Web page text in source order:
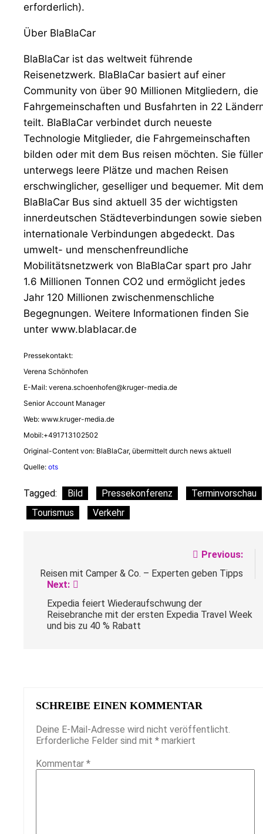
erforderlich).
Über BlaBlaCar
BlaBlaCar ist das weltweit führende
Reisenetzwerk. BlaBlaCar basiert auf einer
Community von über 90 Millionen Mitgliedern, die
Fahrgemeinschaften und Busfahrten in 22
teilt. BlaBlaCar verbindet durch neueste
Technologie Mitglieder, die Fahrgemeinschaften
bilden oder mit dem Bus reisen möchten. Sie
unterwegs leere Plätze und machen Reisen
erschwinglicher, geselliger und bequemer. Mit dem
BlaBlaCar Bus sind aktuell 35 der wichtigsten
innerdeutschen Städteverbindungen sowie sieben
internationale Verbindungen abgedeckt. Das
umwelt- und menschenfreundliche
Mobilitätsnetzwerk von BlaBlaCar spart pro Jahr
1.6 Millionen Tonnen CO2 und ermöglicht jedes
Jahr 120 Millionen zwischenmenschliche
Begegnungen. Weitere Informationen finden Sie
unter www.blablacar.de
Pressekontakt:
Verena Schönhofen
E-Mail: verena.schoenhofen@kruger-media.de
Senior Account Manager
Web: www.kruger-media.de
Mobil:+491713102502
Original-Content von: BlaBlaCar, übermittelt durch news aktuell
Quelle: ots
Tagged: Bild Pressekonferenz
Terminvorschau
Tourismus
Verkehr
Previous:
Reisen mit Camper & Co. – Experten geben Tipps
Next:
Expedia feiert Wiederaufschwung der
Reisebranche mit der ersten Expedia Travel Week
und bis zu 40 % Rabatt
SCHREIBE EINEN KOMMENTAR
Deine E-Mail-Adresse wird nicht veröffentlicht.
Erforderliche Felder sind mit * markiert
Kommentar *